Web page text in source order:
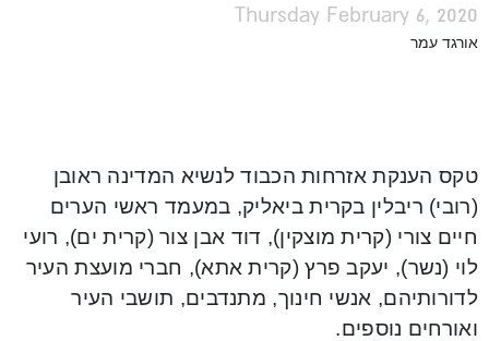
Thursday February 6, 2020
אורגד עמר
טקס הענקת אזרחות הכבוד לנשיא המדינה ראובן
(רובי) ריבלין בקרית ביאליק, במעמד ראשי הערים
חיים צורי (קרית מוצקין), דוד אבן צור (קרית ים), רועי
לוי (נשר), יעקב פרץ (קרית אתא), חברי מועצת העיר
לדורותיהם, אנשי חינוך, מתנדבים, תושבי העיר
ואורחים נוספים.